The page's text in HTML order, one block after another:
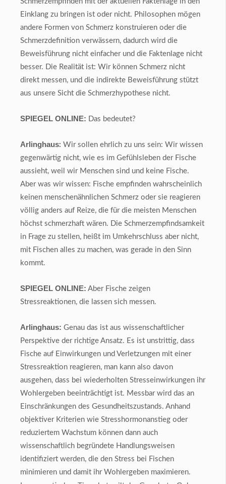
Einklang zu bringen ist oder nicht. Philosophen mögen
andere Formen von Schmerz konstruieren oder die
Schmerzdefinition verwässern, dadurch wird die
Beweisführung nicht einfacher und die Faktenlage nicht
besser. Die Realität ist: Wir können Schmerz nicht
direkt messen, und die indirekte Beweisführung stützt
aus unsere Sicht die Schmerzhypothese nicht.
SPIEGEL ONLINE: Das bedeutet?
Arlinghaus: Wir sollen ehrlich zu uns sein: Wir wissen
gegenwärtig nicht, wie es im Gefühlsleben der Fische
aussieht, weil wir Menschen sind und keine Fische.
Aber was wir wissen: Fische empfinden wahrscheinlich
keinen menschenähnlichen Schmerz oder sie reagieren
völlig anders auf Reize, die für die meisten Menschen
höchst schmerzhaft wären. Die Schmerzempfindsamkeit
in Frage zu stellen, heißt im Umkehrschluss aber nicht,
mit Fischen alles zu machen, was gerade in den Sinn
kommt.
SPIEGEL ONLINE: Aber Fische zeigen
Stressreaktionen, die lassen sich messen.
Arlinghaus: Genau das ist aus wissenschaftlicher
Perspektive der richtige Ansatz. Es ist unstrittig, dass
Fische auf Einwirkungen und Verletzungen mit einer
Stressreaktion reagieren, man kann also davon
ausgehen, dass bei wiederholten Stresseinwirkungen ihr
Wohlergeben beeinträchtigt ist. Messbar wird das an
Einschränkungen des Gesundheitszustands. Anhand
objektiver Kriterien wie Stresshormonanstieg oder
reduziertem Wachstum können dann auch
wissenschaftlich begründete Handlungsweisen
identifiziert werden, die den Stress bei Fischen
minimieren und damit ihr Wohlergeben maximieren.